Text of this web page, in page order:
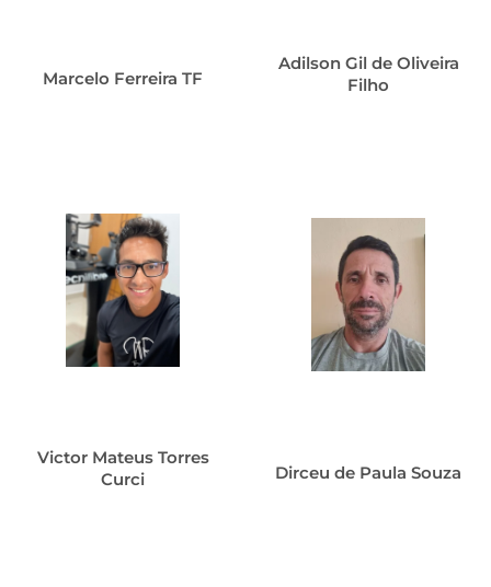
Marcelo Ferreira TF
Adilson Gil de Oliveira
Filho
Victor Mateus Torres
Curci
Dirceu de Paula Souza